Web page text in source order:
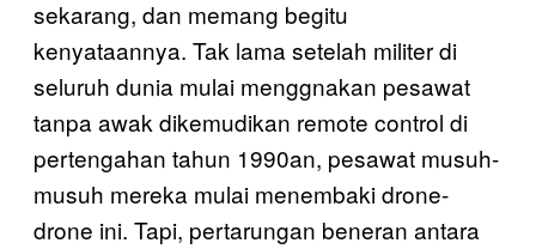
sekarang, dan memang begitu
kenyataannya. Tak lama setelah militer di
seluruh dunia mulai menggnakan pesawat
tanpa awak dikemudikan remote control di
pertengahan tahun 1990an, pesawat musuh-
musuh mereka mulai menembaki drone-
drone ini. Tapi, pertarungan beneran antara